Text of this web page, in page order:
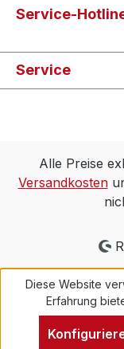
Service-
Service
Alle Preise
Versandkosten
Diese Website
Erfahrung